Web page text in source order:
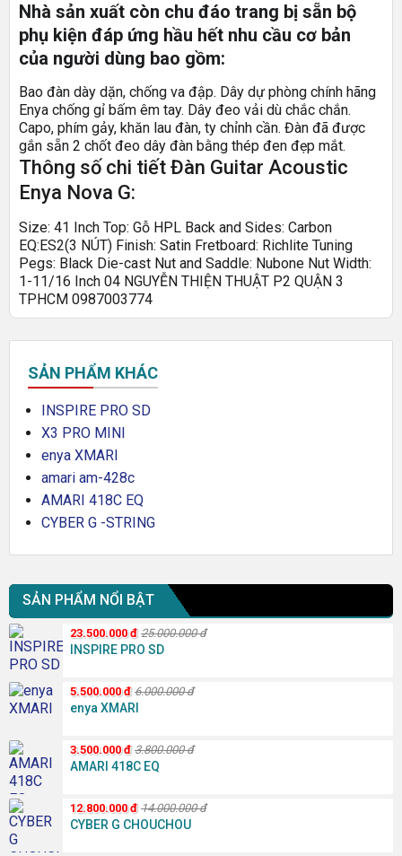
Nhà sản xuất còn chu đáo trang bị sẵn bộ
phụ kiện đáp ứng hầu hết nhu cầu cơ bản
của người dùng bao gồm:
Bao đàn dày dặn, chống va đập. Dây dự phòng chính hãng
Enya chống gỉ bấm êm tay. Dây đeo vải dù chắc chắn.
Capo, phím gảy, khăn lau đàn, ty chỉnh cần. Đàn đã được
gắn sẵn 2 chốt đeo dây đàn bằng thép đen đẹp mắt.
Thông số chi tiết Đàn Guitar Acoustic
Enya Nova G:
Size: 41 Inch Top: Gỗ HPL Back and Sides: Carbon
EQ:ES2(3 NÚT) Finish: Satin Fretboard: Richlite Tuning
Pegs: Black Die-cast Nut and Saddle: Nubone Nut Width:
1-11/16 Inch 04 NGUYỄN THIỆN THUẬT P2 QUẬN 3
TPHCM 0987003774
SẢN PHẨM KHÁC
INSPIRE PRO SD
X3 PRO MINI
enya XMARI
amari am-428c
AMARI 418C EQ
CYBER G -STRING
SẢN PHẨM NỔI BẬT
23.500.000 đ 25.000.000 đ
INSPIRE PRO SD
5.500.000 đ 6.000.000 đ
enya XMARI
3.500.000 đ 3.800.000 đ
AMARI 418C EQ
12.800.000 đ 14.000.000 đ
CYBER G CHOUCHOU